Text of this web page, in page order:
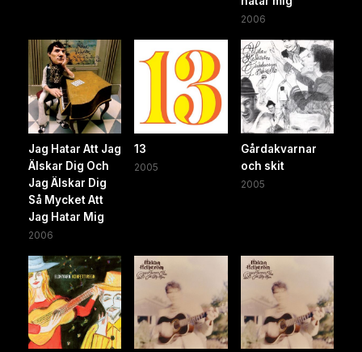
2006
Jag Hatar Att Jag
Älskar Dig Och
Jag Älskar Dig
Så Mycket Att
Jag Hatar Mig
2006
13
2005
Gårdakvarnar
och skit
2005